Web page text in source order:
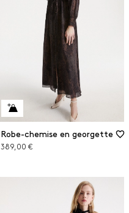
Robe-chemise en georgette
389,00 €